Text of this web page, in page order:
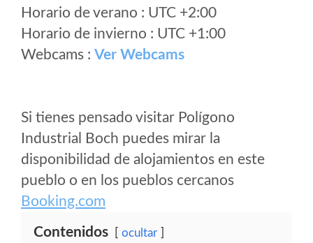
Horario de verano : UTC +2:00
Horario de invierno : UTC +1:00
Webcams : Ver Webcams
Si tienes pensado visitar Polígono
Industrial Boch puedes mirar la
disponibilidad de alojamientos en este
pueblo o en los pueblos cercanos
Booking.com
Contenidos ocultar